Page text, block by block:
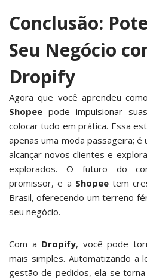
Conclusão:
Seu Negócio
Dropify
Agora que você aprendeu
Shopee pode impulsionar
colocar tudo em prática. Essa
apenas uma moda passageira; é
alcançar novos clientes e
explorados. O futuro do
promissor, e a Shopeetem
Brasil, oferecendo um terreno
seu negócio.
Com a Dropify, você pode
mais simples. Automatizando a
gestão de pedidos, ela se torna